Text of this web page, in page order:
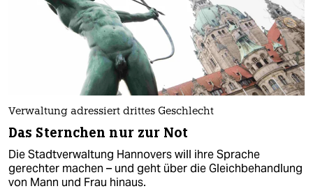
Verwaltung adressiert drittes Geschlecht
Das Sternchen nur zur Not
Die Stadtverwaltung Hannovers will ihre Sprache
gerechter machen – und geht über die Gleichbehandlung
von Mann und Frau hinaus.